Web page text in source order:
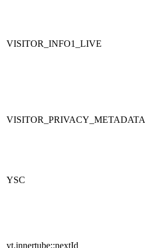
VISITOR_INFO1_LIVE
VISITOR_PRIVACY_METADATA
YSC
yt.innertube::nextId